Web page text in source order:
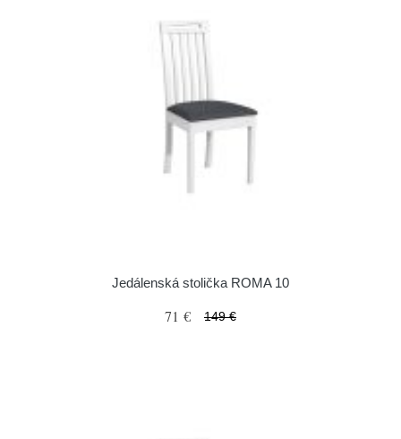
Jedálenská stolička ROMA 10
71 € 149 €